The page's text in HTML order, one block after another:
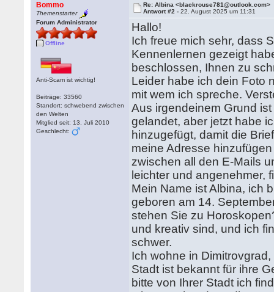
Bommo
Themenstarter
Forum Administrator
Offline
Anti-Scam ist wichtig!
Beiträge: 33560
Standort: schwebend zwischen
den Welten
Mitglied seit: 13. Juli 2010
Geschlecht:
Re: Albina <blackrouse781@outlook.com>
Antwort #2 -22. August 2025 um 11:31
Hallo!
Ich freue mich sehr, dass
Kennenlernen gezeigt
beschlossen, Ihnen zu
Leider habe ich dein Foto
mit wem ich spreche.
Aus irgendeinem Grund
gelandet, aber jetzt habe
hinzugefügt, damit die
meine Adresse
zwischen all den E-Mails
leichter und angenehmer,
Mein Name ist Albina, ich
geboren am 14.
stehen Sie zu
und kreativ sind, und ich
schwer.
Ich wohne in
Stadt ist bekannt für ihre
bitte von Ihrer Stadt ich